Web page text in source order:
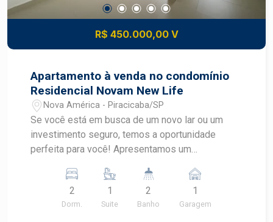
R$ 450.000,00 V
Apartamento à venda no condomínio
Residencial Novam New Life
Nova América - Piracicaba/SP
Se você está em busca de um novo lar ou um
investimento seguro, temos a oportunidade
perfeita para você! Apresentamos um
desejado bairro Nova América. Apartamento com
65,18 m² de área útil ideal para quem busca
praticidade, distribuídos em: - 2 Dormitórios - 2
2
Dorm.
1
Suite
2
Banho
1
Garagem